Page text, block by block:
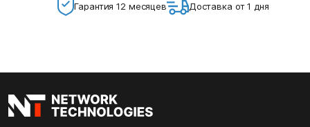
Гарантия 12 месяцев Доставка от 1 дня